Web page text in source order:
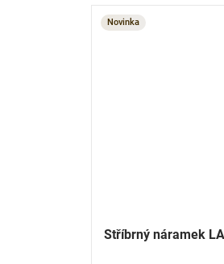
Novinka
Stříbrný náramek